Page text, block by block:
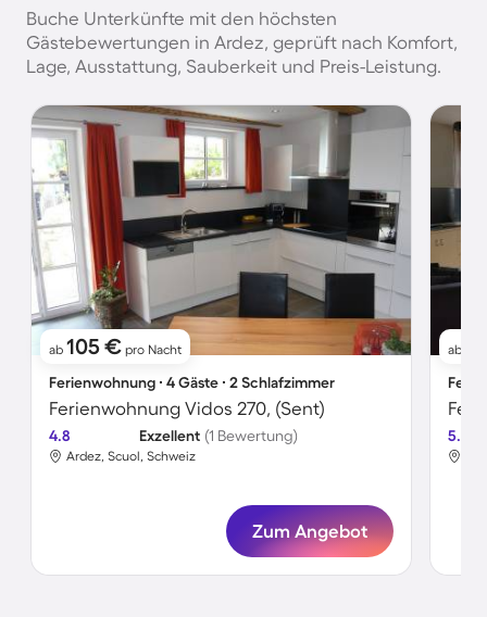
Buche Unterkünfte mit den höchsten
Gästebewertungen in Ardez, geprüft nach Komfort,
Lage, Ausstattung, Sauberkeit und Preis-Leistung.
ab 105 € pro Nacht
Ferienwohnung ∙ 4 Gäste ∙ 2 Schlafzimmer
Ferienwohnung Vidos 270, (Sent)
4.8 Exzellent (1 Bewertung)
Ardez, Scuol, Schweiz
Zum Angebot
ab
5.0